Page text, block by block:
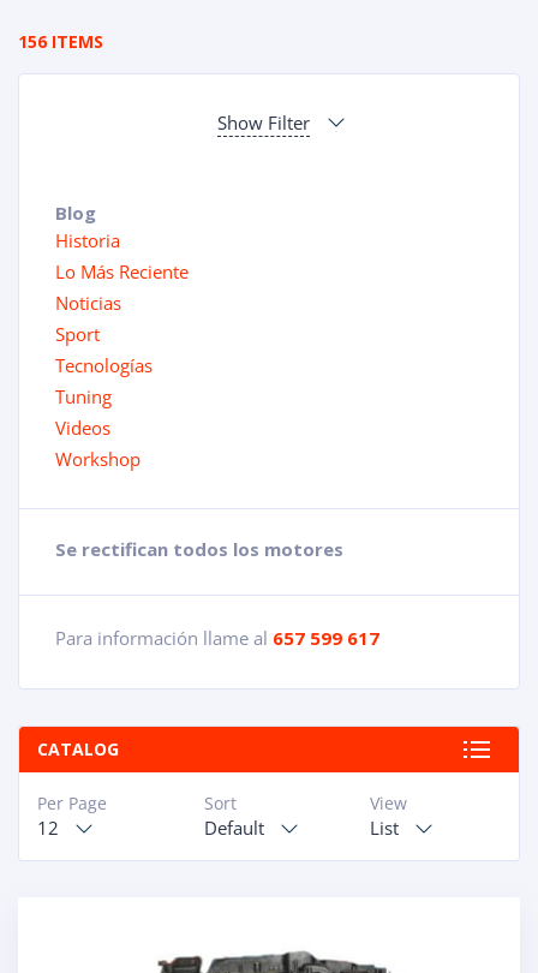
156 ITEMS
Show Filter
Blog
Historia
Lo Más Reciente
Noticias
Sport
Tecnologías
Tuning
Videos
Workshop
Se rectifican todos los motores
Para información llame al 657 599 617
CATALOG
View
List
Sort
Default
Per Page
12